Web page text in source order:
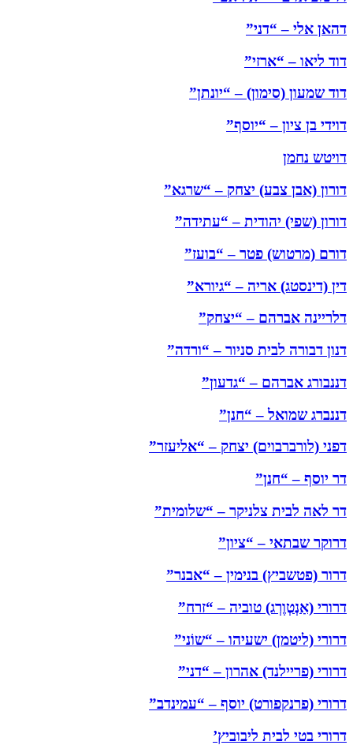
דהאן אלי – “דני”
דוד ליאו – “ארזי”
דוד שמעון (סימון) – “יונתן”
דוידי בן ציון – “יוסף”
דויטש נחמן
דורון (אבן צבע) יצחק – “שרגא”
דורון (שפי) יהודית – “עתידה”
דורם (מרטוש) פטר – “בועז”
דין (דינסטג) אריה – “גיורא”
דלריינה אברהם – “יצחק”
דנון דבורה לבית סניור – “ורדה”
דננבורג אברהם – “גדעון”
דננברג שמואל – “חנן”
דפני (לורברבוים) יצחק – “אליעזר”
דר יוסף – “חנן”
דר לאה לבית צלניקר – “שלומית”
דרוקר שבתאי – “ציון”
דרור (פטשביץ) בנימין – “אבנר”
דרורי (אַנְטְוֶרְג) טוביה – “זרח”
דרורי (ליטמן) ישעיהו – “שוֹני”
דרורי (פריילנד) אהרון – “דני”
דרורי (פרנקפורט) יוסף – “עמינדב”
דרורי בטי לבית ליבוביץ’